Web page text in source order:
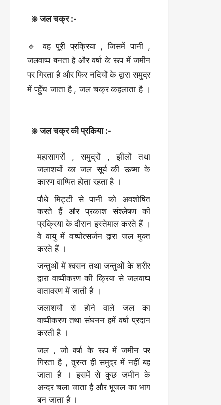
❇️ जल चक्र :-
🔹 वह पूरी प्रक्रिया , जिसमें पानी ,
जलवाष्प बनता है और वर्षा के रूप में जमीन
पर गिरता है और फिर नदियों के द्वारा समुद्र
में पहुँच जाता है , जल चक्र कहलाता है ।
❇️ जल चक्र की प्रकिया :-
महासागरों , समुद्रों , झीलों तथा
जलाशयों का जल सूर्य की ऊष्मा के
कारण वाष्पित होता रहता है ।
पौधे मिट्टी से पानी को अवशोषित
करते हैं और प्रकाश संश्लेषण की
प्रक्रिया के दौरान इस्तेमाल करते हैं ।
वे वायु में वाष्पोत्सर्जन द्वारा जल मुक्त
करते हैं ।
जन्तुओं में श्वसन तथा जन्तुओं के शरीर
द्वारा वाष्पीकरण की क्रिया से जलवाष्प
वातावरण में जाती है ।
जलाशयों से होने वाले जल का
वाष्पीकरण तथा संघनन हमें वर्षा प्रदान
करती है ।
जल , जो वर्षा के रूप में जमीन पर
गिरता है , तुरन्त ही समुद्र में नहीं बह
जाता है । इसमें से कुछ जमीन के
अन्दर चला जाता है और भूजल का भाग
बन जाता है ।